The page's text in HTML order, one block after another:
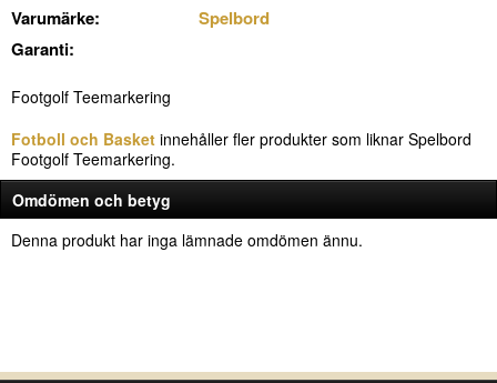
Varumärke:
Spelbord
Garanti:
Footgolf Teemarkering
Fotboll och Basket innehåller fler produkter som liknar Spelbord
Footgolf Teemarkering.
Omdömen och betyg
Denna produkt har inga lämnade omdömen ännu.